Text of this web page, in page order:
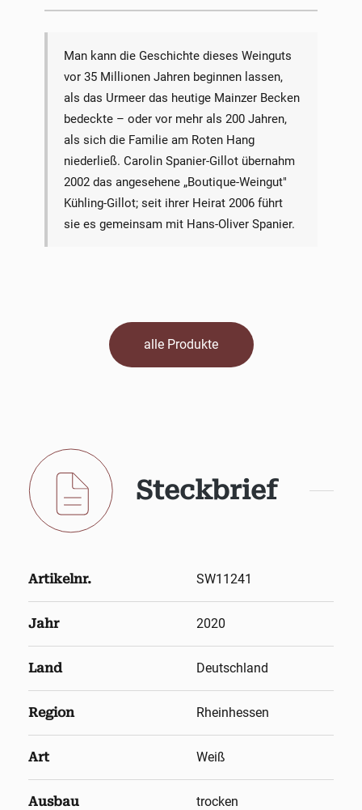
Man kann die Geschichte dieses Weinguts
vor 35 Millionen Jahren beginnen lassen,
als das Urmeer das heutige Mainzer Becken
bedeckte – oder vor mehr als 200 Jahren,
als sich die Familie am Roten Hang
niederließ. Carolin Spanier-Gillot übernahm
2002 das angesehene „Boutique-Weingut"
Kühling-Gillot; seit ihrer Heirat 2006 führt
sie es gemeinsam mit Hans-Oliver Spanier.
alle Produkte
Steckbrief
Artikelnr. SW11241
Jahr 2020
Land Deutschland
Region Rheinhessen
Art Weiß
Ausbau trocken